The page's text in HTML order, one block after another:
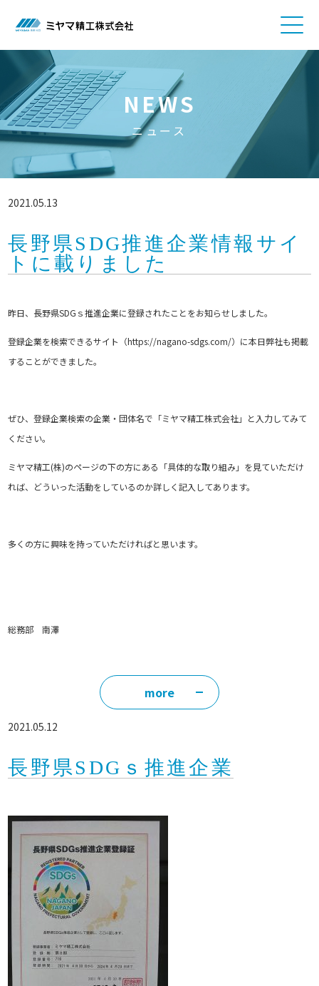
NEWS
ニュース
2021.05.13
長野県SDG推進企業情報サイ
トに載りました
昨日、長野県SDGｓ推進企業に登録されたことをお知らせしました。
登録企業を検索できるサイト（https://nagano-sdgs.com/）に本日弊社も掲載
することができました。
ぜひ、登録企業検索の企業・団体名で「ミヤマ精工株式会社」と入力してみて
ください。
ミヤマ精工(株)のページの下の方にある「具体的な取り組み」を見ていただけ
れば、どういった活動をしているのか詳しく記入してあります。
多くの方に興味を持っていただければと思います。
総務部 南澤
more
2021.05.12
長野県SDGｓ推進企業